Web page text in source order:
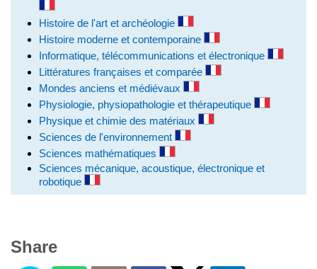
Histoire de l'art et archéologie
Histoire moderne et contemporaine
Informatique, télécommunications et électronique
Littératures françaises et comparée
Mondes anciens et médiévaux
Physiologie, physiopathologie et thérapeutique
Physique et chimie des matériaux
Sciences de l'environnement
Sciences mathématiques
Sciences mécanique, acoustique, électronique et
robotique
Share